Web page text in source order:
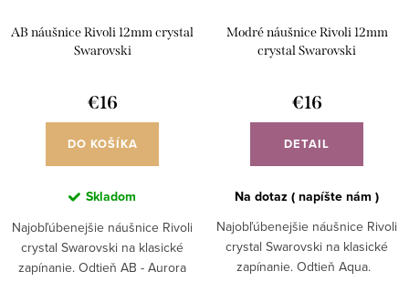
AB náušnice Rivoli 12mm crystal
Swarovski
€16
DO KOŠÍKA
Skladom
Najobľúbenejšie náušnice Rivoli
crystal Swarovski na klasické
zapínanie. Odtieň AB - Aurora
Modré náušnice Rivoli 12mm
crystal Swarovski
€16
DETAIL
Na dotaz ( napíšte nám )
Najobľúbenejšie náušnice Rivoli
crystal Swarovski na klasické
zapínanie. Odtieň Aqua.